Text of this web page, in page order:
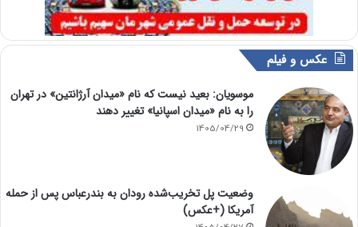
عکس و فیلم
موسویان: بعید نیست که نام «میدان آرژانتین» در تهران
را به نام «میدان اسپانیا» تغییر دهند
1405/04/29
وضعیت پل تخریب‌شده رودان به بندرعباس پس از حمله
آمریکا (+عکس)